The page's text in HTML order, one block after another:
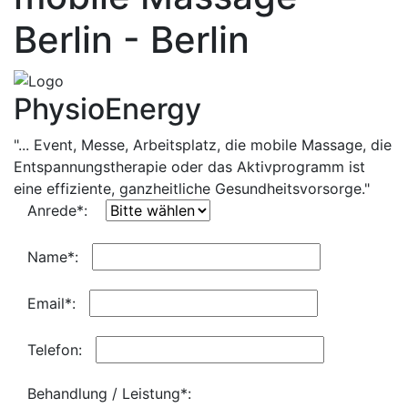
Berlin - Berlin
PhysioEnergy
"... Event, Messe, Arbeitsplatz, die mobile Massage, die
Entspannungstherapie oder das Aktivprogramm ist
eine effiziente, ganzheitliche Gesundheitsvorsorge."
Anrede*:
Name*:
Email*:
Telefon:
Behandlung / Leistung*: